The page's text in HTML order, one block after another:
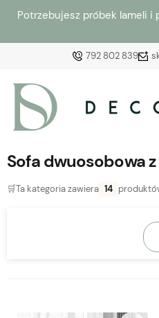
Potrzebujesz próbek lameli
792 802 839
Wybierz coś dla siebie z
zaloguj się, aby
Sofa dwuosobowa
🛒Ta kategoria zawiera 14